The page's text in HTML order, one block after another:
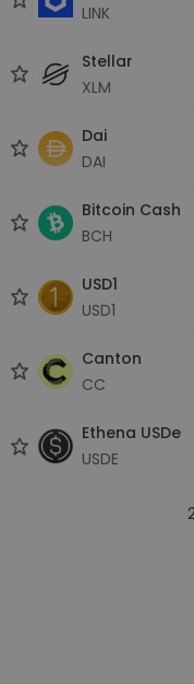
LINK
Stellar
XLM
Dai
DAI
Bitcoin Cash
BCH
USD1
USD1
Canton
CC
Ethena USDe
USDE